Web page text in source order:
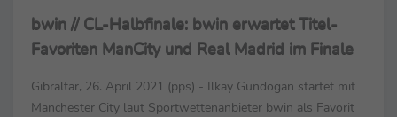
bwin // CL-Halbfinale: bwin erwartet Titel-
Favoriten ManCity und Real Madrid im Finale
Gibraltar, 26. April 2021 (pps) - Ilkay Gündogan startet mit
Manchester City laut Sportwettenanbieter bwin als Favorit